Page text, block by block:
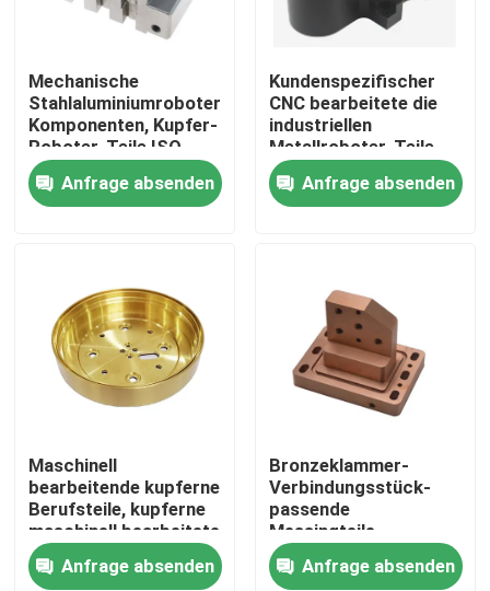
Produkte
VR Show
Über uns
Qualitätskontrolle
Treten Sie mit uns in Verbindung
Fälle
Präzision cnc bearbeitete Teile maschinell
Mechanische
Stahlaluminiumroboter-
Komponenten, Kupfer-
Roboter-Teile ISO
Chrome
Anfrage absenden
Kundenspezifischer
CNC bearbeitete die
industriellen
Metallroboter-Teile
und gewerbliche
Nutzung maschinell
Anfrage absenden
Maschinell
bearbeitende kupferne
Berufsteile, kupferne
maschinell bearbeitete
Messingteile C10100
C11000Anfrage absenden
Bronzeklammer-
Verbindungsstück-
passende
Messingteile,
Bronzeinstallation
CNC bearbeiteten
Anfrage absenden